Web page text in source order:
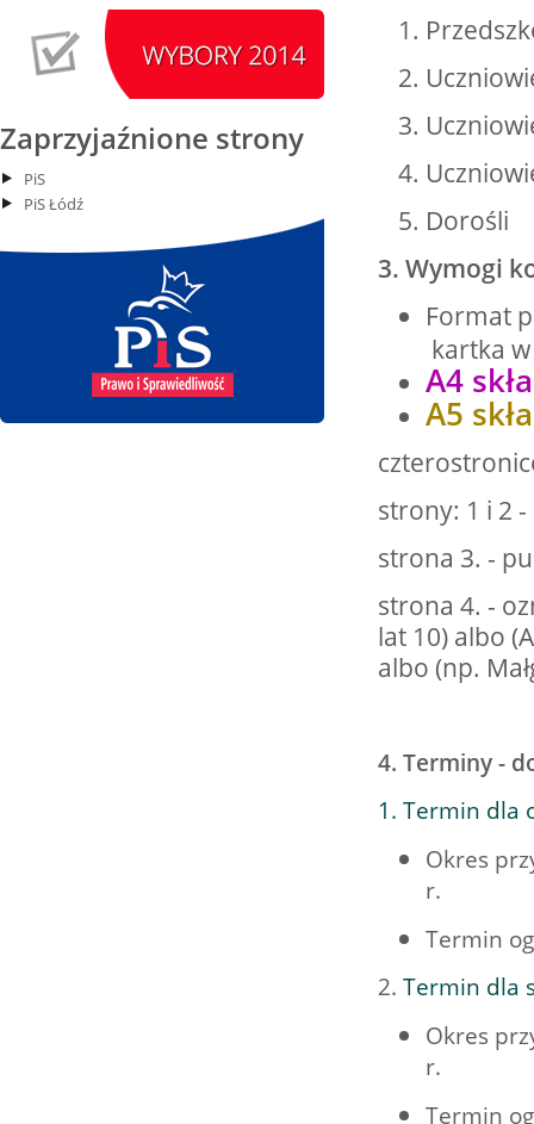
14
14.08.2026 r. - Dzień
Kiernozia
SIERPIEŃ
15
Wojska Polskiego.
Łódź
czytaj więcej
Chrzanisko.
Zaprzyjaźnione strony
PiS
PiS Łódź
Dorośli
3. Wymogi
Format
kartka
A4
A5
strony: 1 i 2
strona 3. -
strona 4. -
lat 10) albo
albo (np.
4. Terminy -
1. Termin dla
Okres
r.
Termin
2. Termin dla
Okres
r.
Termin